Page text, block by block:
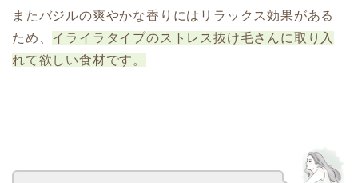
またバジルの爽やかな香りにはリラックス効果がある
ため、 イライラタイプのストレス抜け毛さんに取り入
れて欲しい食材です。